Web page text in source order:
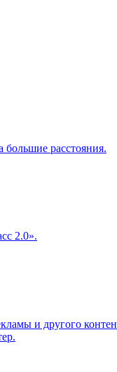
большие расстояния.
2.0».
и другого